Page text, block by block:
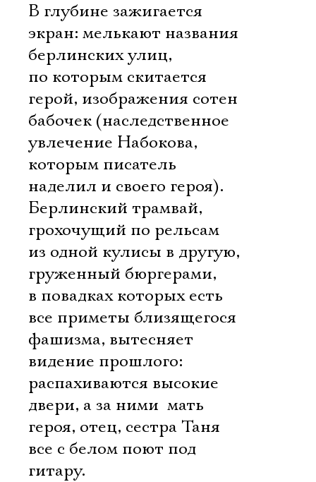
В глубине зажигается
экран: мелькают названия
берлинских улиц,
по которым скитается
герой, изображения сотен
бабочек (наследственное
увлечение Набокова,
которым писатель
наделил и своего героя).
Берлинский трамвай,
грохочущий по рельсам
из одной кулисы в другую,
груженный бюргерами,
в повадках которых есть
все приметы близящегося
фашизма, вытесняет
видение прошлого:
распахиваются высокие
двери, а за ними  мать
героя, отец, сестра Таня
все с белом поют под
гитару.